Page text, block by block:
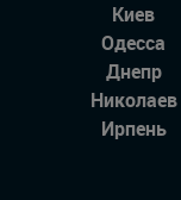
Киев
Одесса
Днепр
Николаев
Ирпень